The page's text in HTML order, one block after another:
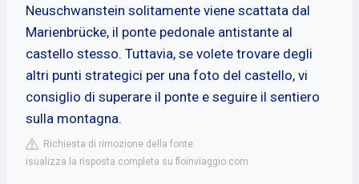
Neuschwanstein solitamente viene scattata dal
Marienbrücke, il ponte pedonale antistante al
castello stesso. Tuttavia, se volete trovare degli
altri punti strategici per una foto del castello, vi
consiglio di superare il ponte e seguire il sentiero
sulla montagna.
Richiesta di rimozione della fonte
isualizza la risposta completa su floinviaggio.com